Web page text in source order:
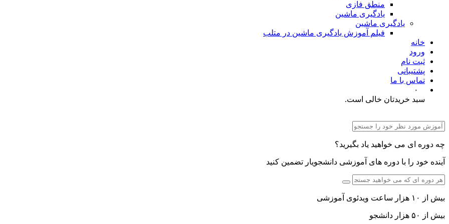
منطق فازی
یادگیری ماشین
یادگیری ماشین
فیلم آموزش یادگیری ماشین در متلب
خانه
ورود
ثبت نام
پشتیبانی
تماس با ما
۰
سبد خریدتان خالی است.
چه دوره ای می خواهید یاد بگیرید؟
آینده خود را با دوره های آموزشی دانشجویار تضمین کنید
بیش از ۱۰ هزار ساعت ویدئوی آموزشی
بیش از ۵۰ هزار دانشجو